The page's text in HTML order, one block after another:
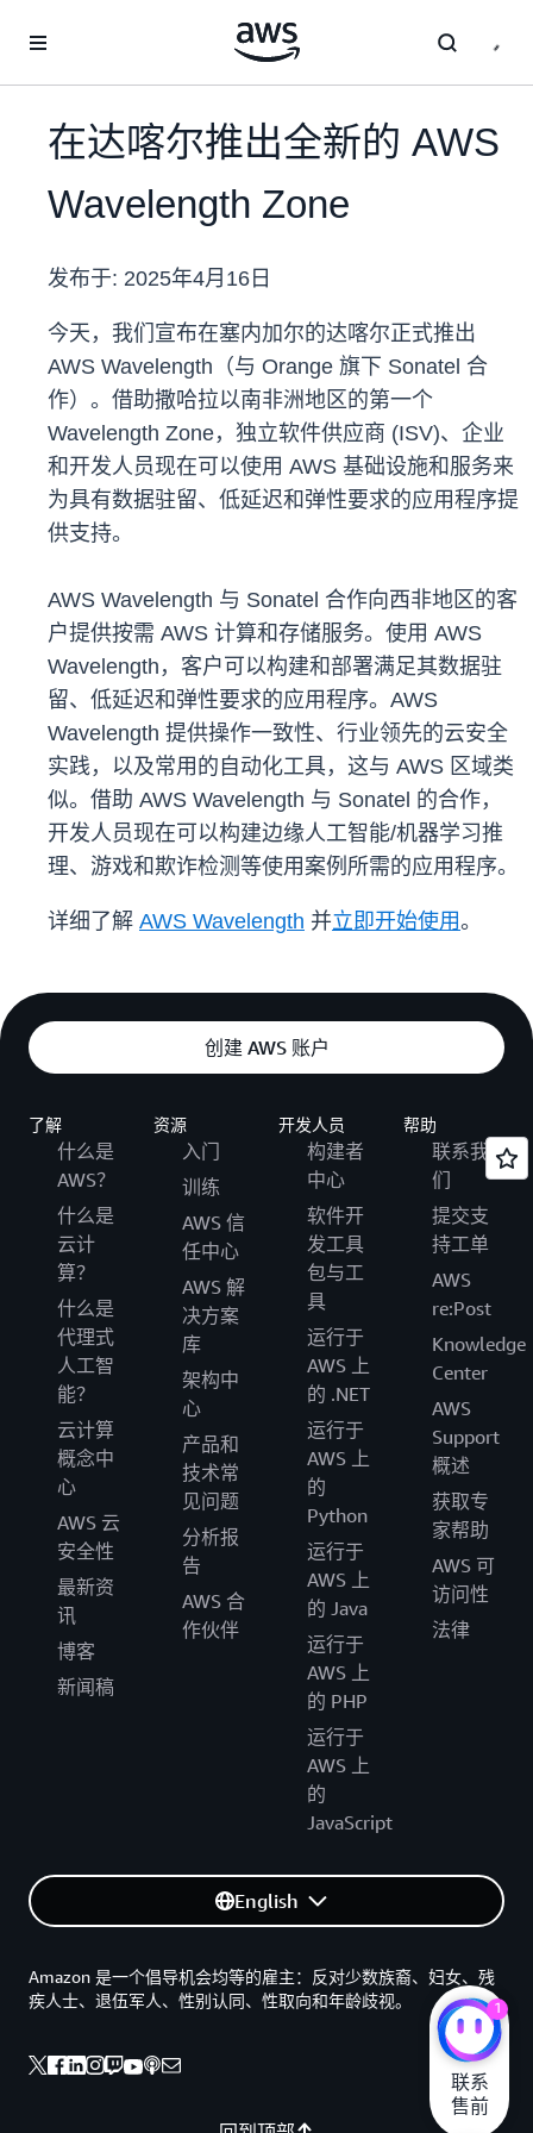
在达喀尔推出全新的 AWS
Wavelength Zone
发布于: 2025年4月16日
今天，我们宣布在塞内加尔的达喀尔正式推出
AWS Wavelength（与 Orange 旗下 Sonatel 合
作）。借助撒哈拉以南非洲地区的第一个
Wavelength Zone，独立软件供应商 (ISV)、企业
和开发人员现在可以使用 AWS 基础设施和服务来
为具有数据驻留、低延迟和弹性要求的应用程序提
供支持。
AWS Wavelength 与 Sonatel 合作向西非地区的客
户提供按需 AWS 计算和存储服务。使用 AWS
Wavelength，客户可以构建和部署满足其数据驻
留、低延迟和弹性要求的应用程序。AWS
Wavelength 提供操作一致性、行业领先的云安全
实践，以及常用的自动化工具，这与 AWS 区域类
似。借助 AWS Wavelength 与 Sonatel 的合作，
开发人员现在可以构建边缘人工智能/机器学习推
理、游戏和欺诈检测等使用案例所需的应用程序。
详细了解 AWS Wavelength 并立即开始使用。
创建 AWS 账户
了解
什么是
AWS？
什么是
云计
算？
什么是
代理式
人工智
能？
云计算
概念中
心
AWS 云
安全性
最新资
讯
博客
新闻稿
资源
入门
训练
AWS 信
任中心
AWS 解
决方案
库
架构中
心
产品和
技术常
见问题
分析报
告
AWS 合
作伙伴
开发人员
构建者
中心
软件开
发工具
包与工
具
运行于
AWS 上
的 .NET
运行于
AWS 上
的
Python
运行于
AWS 上
的 Java
运行于
AWS 上
的 PHP
运行于
AWS 上
的
JavaScript
帮助
联系我
们
提交支
持工单
AWS
re:Post
Knowledge
Center
AWS
Support
概述
获取专
家帮助
AWS 可
访问性
法律
English
Amazon 是一个倡导机会均等的雇主：反对少数族裔、妇女、残
疾人士、退伍军人、性别认同、性取向和年龄歧视。
1
联系
售前